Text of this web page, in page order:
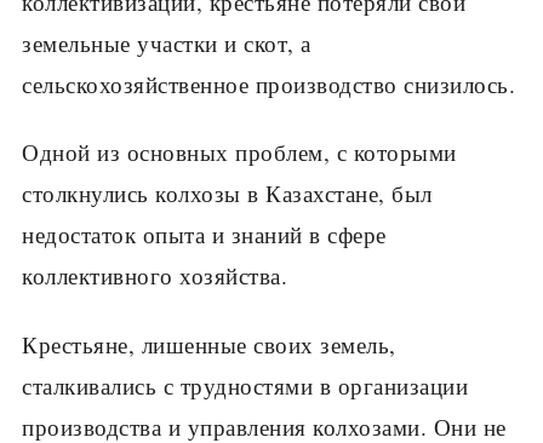
земельные участки и скот, а
сельскохозяйственное производство снизилось.
Одной из основных проблем, с которыми
столкнулись колхозы в Казахстане, был
недостаток опыта и знаний в сфере
коллективного хозяйства.
Крестьяне, лишенные своих земель,
сталкивались с трудностями в организации
производства и управления колхозами. Они не